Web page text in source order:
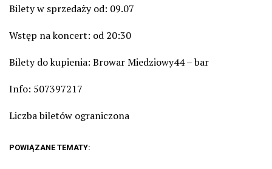
Bilety w sprzedaży od: 09.07
Wstęp na koncert: od 20:30
Bilety do kupienia: Browar Miedziowy44 – bar
Info: 507397217
Liczba biletów ograniczona
POWIĄZANE TEMATY: